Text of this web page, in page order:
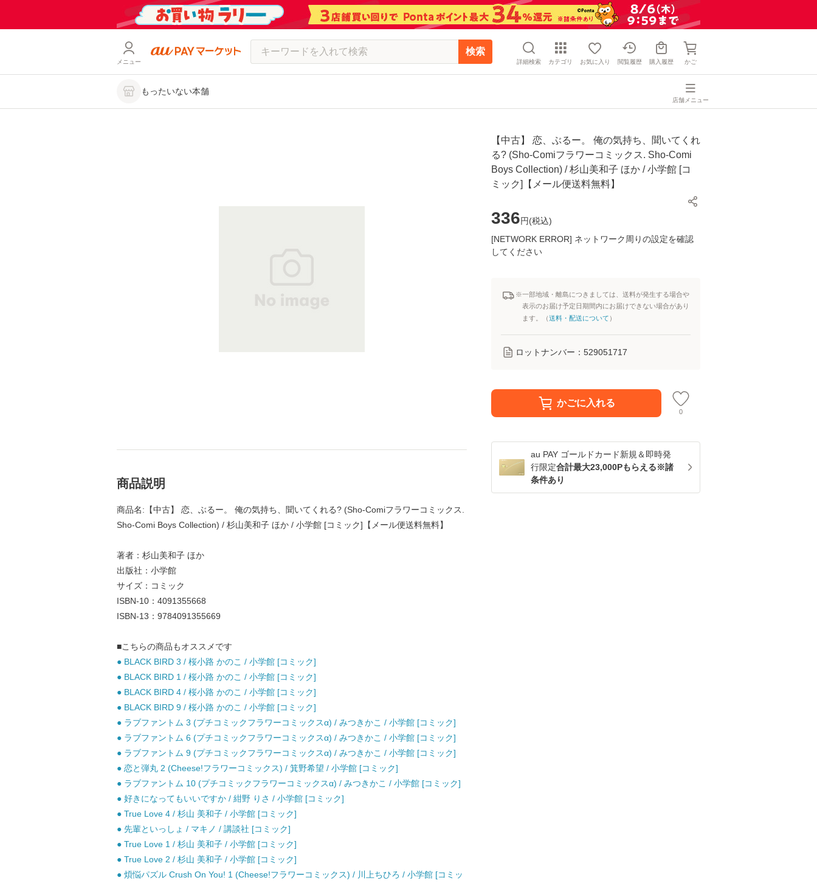
メニュー
検索
詳細検索 カテゴリ お気に入り 閲覧履歴 購入履歴 かご
もったいない本舗
店舗メニュー
【中古】 恋、ぶるー。 俺の気持ち、聞いてくれ
る? (Sho-Comiフラワーコミックス. Sho-Comi
Boys Collection) / 杉山美和子 ほか / 小学館 [コ
ミック]【メール便送料無料】
336円(税込)
[NETWORK ERROR] ネットワーク周りの設定を確認
してください
※一部地域・離島につきましては、送料が発生する場合や
表示のお届け予定日期間内にお届けできない場合があり
ます。（送料・配送について ）
ロットナンバー： 529051717
かごに入れる
0
au PAY ゴールドカード新規＆即時発
行限定合計最大23,000Pもらえる※諸
条件あり
商品説明
商品名:【中古】 恋、ぶるー。 俺の気持ち、聞いてくれる? (Sho-Comiフラワーコミックス.
Sho-Comi Boys Collection) / 杉山美和子 ほか / 小学館 [コミック]【メール便送料無料】
著者：杉山美和子 ほか
出版社：小学館
サイズ：コミック
ISBN-10：4091355668
ISBN-13：9784091355669
■こちらの商品もオススメです
● BLACK BIRD 3 / 桜小路 かのこ / 小学館 [コミック]
● BLACK BIRD 1 / 桜小路 かのこ / 小学館 [コミック]
● BLACK BIRD 4 / 桜小路 かのこ / 小学館 [コミック]
● BLACK BIRD 9 / 桜小路 かのこ / 小学館 [コミック]
● ラブファントム 3 (プチコミックフラワーコミックスα) / みつきかこ / 小学館 [コミック]
● ラブファントム 6 (プチコミックフラワーコミックスα) / みつきかこ / 小学館 [コミック]
● ラブファントム 9 (プチコミックフラワーコミックスα) / みつきかこ / 小学館 [コミック]
● 恋と弾丸 2 (Cheese!フラワーコミックス) / 箕野希望 / 小学館 [コミック]
● ラブファントム 10 (プチコミックフラワーコミックスα) / みつきかこ / 小学館 [コミック]
● 好きになってもいいですか / 紺野 りさ / 小学館 [コミック]
● True Love 4 / 杉山 美和子 / 小学館 [コミック]
● 先輩といっしょ / マキノ / 講談社 [コミック]
● True Love 1 / 杉山 美和子 / 小学館 [コミック]
● True Love 2 / 杉山 美和子 / 小学館 [コミック]
● 煩悩パズル Crush On You! 1 (Cheese!フラワーコミックス) / 川上ちひろ / 小学館 [コミッ